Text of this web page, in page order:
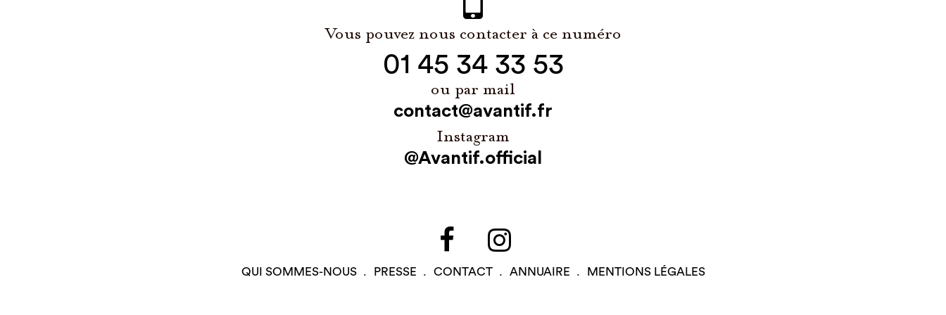
Vous pouvez nous contacter à ce numéro
01 45 34 33 53
ou par mail
contact@avantif.fr
Instagram
@Avantif.official
QUI SOMMES-NOUS PRESSE CONTACT ANNUAIRE MENTIONS LÉGALES